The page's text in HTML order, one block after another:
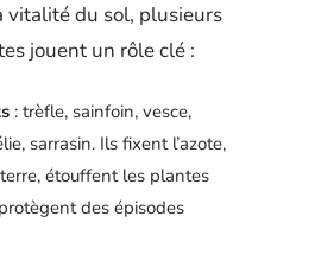
vitalité du sol, plusieurs
jouent un rôle clé :
: trèfle, sainfoin, vesce,
sarrasin. Ils fixent l’azote,
étouffent les plantes
des épisodes